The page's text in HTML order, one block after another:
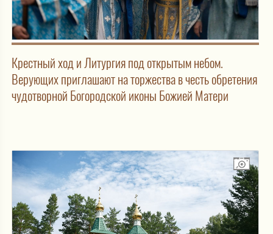
Крестный ход и Литургия под открытым небом.
Верующих приглашают на торжества в честь обретения
чудотворной Богородской иконы Божией Матери